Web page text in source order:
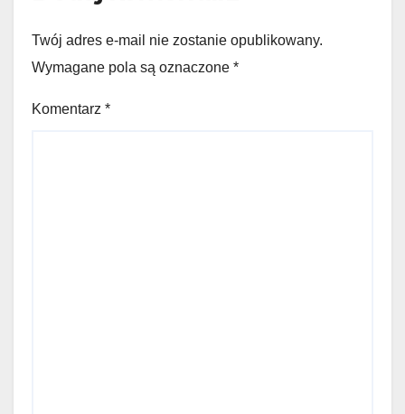
Twój adres e-mail nie zostanie opublikowany.
Wymagane pola są oznaczone *
Komentarz *